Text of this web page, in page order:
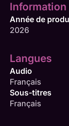
Information
Année de
2026
Langues
Audio
Français
Sous-titres
Français